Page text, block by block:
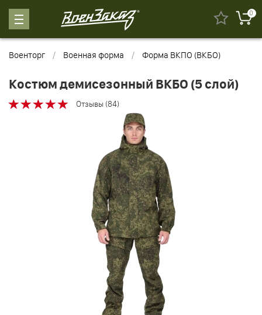
0
Военторг Военная форма Форма ВКПО (ВКБО)
Костюм демисезонный ВКБО (5 слой)
Отзывы (84)